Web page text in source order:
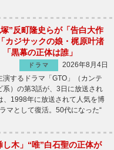
塚”反町隆史らが「告白大作
カジサックの娘・梶原叶渚
黒幕の正体は誰」
ドラマ
2026年8月4日
するドラマ「GTO」（カンテ
系）の第3話が、3日に放送され
1998年に放送されて人気を博
マとして復活。50代になった“
し木」“唯”白石聖の正体が